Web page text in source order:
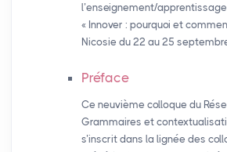
l’enseignement/
« Innover : pourquoi et
Nicosie du 22 au 25
Préface
Ce neuvième colloque du
Grammaires et
s’inscrit dans la lignée des